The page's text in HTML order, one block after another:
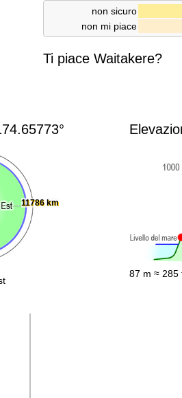
non sicuro
non mi piace
Ti piace Waitakere?
11786 km
87 m ≈ 285